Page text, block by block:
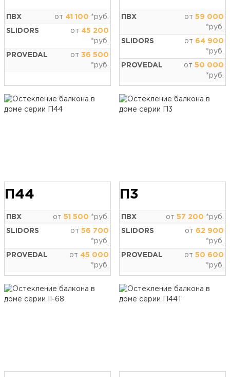
ПВХ от 41 100 *руб.
SLIDORS от 45 200
*руб.
PROVEDAL от 36 500
*руб.
ПВХ от 59 000
*руб.
SLIDORS от 64 900
*руб.
PROVEDAL от 50 000
*руб.
П44
ПВХ от 51 500 *руб.
SLIDORS от 56 700
*руб.
PROVEDAL от 45 000
*руб.
П3
ПВХ от 57 200 *руб.
SLIDORS от 62 900
*руб.
PROVEDAL от 50 600
*руб.